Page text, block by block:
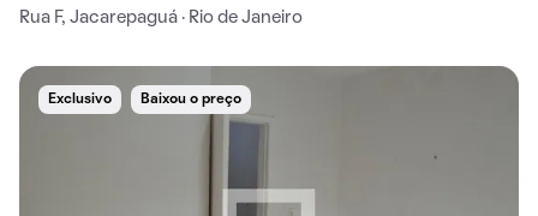
Rua F, Jacarepaguá · Rio de Janeiro
Exclusivo Baixou o preço